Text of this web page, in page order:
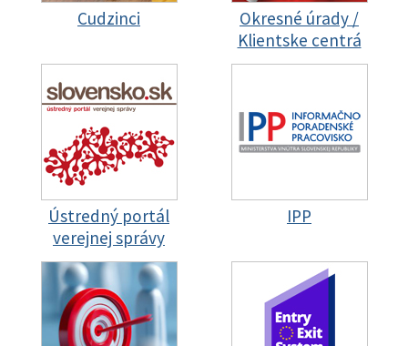
Cudzinci
Okresné úrady /
Klientske centrá
Ústredný portál
verejnej správy
IPP